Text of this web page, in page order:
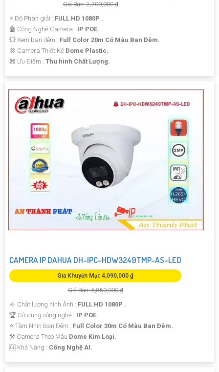
Giá Bán: 2,700,000 ₫
️⚡ Độ Phân giải : FULL HD 1080P .
🤖️ Công Nghệ Camera : IP POE.
💥 Xem ban đêm : Full Color 20m Có Màu Ban Đêm.
💢 Camera Thiết Kế Dome Plastic.
️⌘ Ưu Điểm : Thu hình Chất Lượng.
CAMERA IP DAHUA DH-IPC-HDW3249TMP-AS-LED
Giá Khuyến Mại: 4,090,000 ₫
Giá Bán: 5,850,000 ₫
🔆 Chất lượng hình Ảnh : FULL HD 1080P .
🏆 Sử dụng công nghệ : IP POE.
⭐ Tầm Nhìn Ban Đêm : Full Color 30m Có Màu Ban Đêm.
⚒ Camera Theo Mẫu Dome Kim Loại.
️🆑 Khả Năng : Công Nghệ AI.